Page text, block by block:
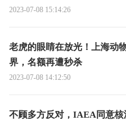
2023-07-08 15:14:26
老虎的眼睛在放光！上海动
界，名额再遭秒杀
2023-07-08 14:12:50
不顾多方反对，IAEA同意